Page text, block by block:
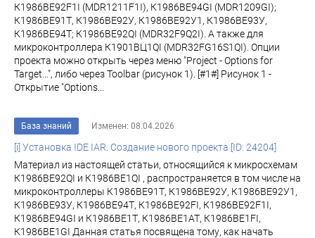
К1986ВЕ92F1I (MDR1211F1I), К1986ВЕ94GI (MDR1209GI);
К1986ВЕ91Т, К1986ВЕ92У, К1986ВЕ92У1, К1986ВЕ93У,
К1986ВЕ94Т; К1986ВЕ92QI (MDR32F9Q2I). А также для
микроконтроллера К1901ВЦ1QI (MDR32FG16S1QI). Опции
проекта можно открыть через меню "Project - Options for
Target…", либо через Toolbar (рисунок 1). [#1#] Рисунок 1 -
Открытие "Options...
База знаний Изменен: 08.04.2026
[i] Установка IDE IAR. Создание нового проекта [ID: 24204]
Материал из настоящей статьи, относящийся к микросхемам
К1986ВЕ92QI и К1986ВЕ1QI , распространяется в том числе на
микроконтроллеры К1986ВЕ91Т, К1986ВЕ92У, К1986ВЕ92У1,
К1986ВЕ93У, К1986ВЕ94Т, К1986ВЕ92FI, К1986ВЕ92F1I,
К1986ВЕ94GI и К1986ВЕ1Т, К1986ВЕ1АТ, К1986ВЕ1FI,
К1986ВЕ1GI Данная статья посвящена тому, как начать